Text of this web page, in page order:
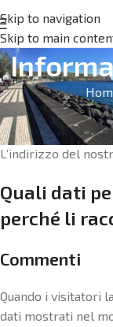
Skip to navigation
Skip to main
Chi siamo
L’indirizzo del
Quali dati
perché li
Commenti
Quando i visitatori
dati mostrati nel